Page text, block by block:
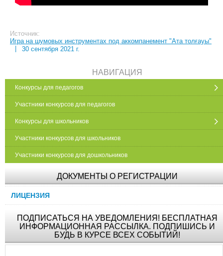
Источник:
Игра на шумовых инструментах под аккомпанемент "Ата толғауы"
30 сентября 2021 г.
НАВИГАЦИЯ
Конкурсы для педагогов
Участники конкурсов для педагогов
Конкурсы для школьников
Участники конкурсов для школьников
Участники конкурсов для дошкольников
ДОКУМЕНТЫ О РЕГИСТРАЦИИ
ЛИЦЕНЗИЯ
ПОДПИСАТЬСЯ НА УВЕДОМЛЕНИЯ! БЕСПЛАТНАЯ
ИНФОРМАЦИОННАЯ РАССЫЛКА. ПОДПИШИСЬ И
БУДЬ В КУРСЕ ВСЕХ СОБЫТИЙ!